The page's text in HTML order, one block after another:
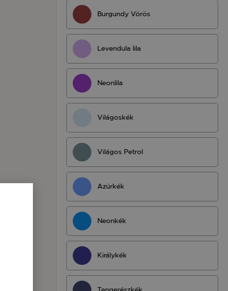
Burgundy Vörös
Levendula lila
Neonlila
Világoskék
Világos Petrol
Azúrkék
Neonkék
Királykék